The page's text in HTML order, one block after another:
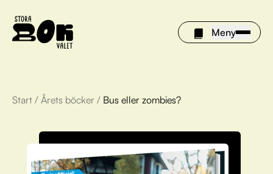
Meny
Årets böcker
Om Stora bokvalet
Start / Årets böcker / Bus eller zombies?